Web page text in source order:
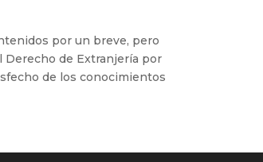
por un breve, pero
de Extranjería por
de los conocimientos